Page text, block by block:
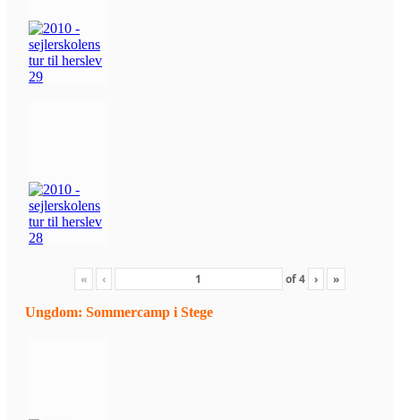
« ‹ of4 › »
Ungdom: Sommercamp i Stege